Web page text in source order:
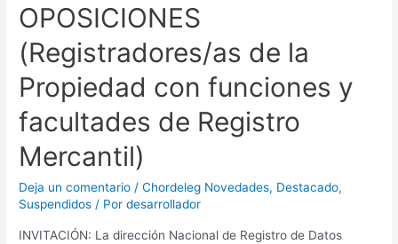
OPOSICIONES
(Registradores/as de la
Propiedad con funciones y
facultades de Registro
Mercantil)
Deja un comentario /Chordeleg Novedades, Destacado,
Suspendidos / Pordesarrollador
INVITACIÓN: La dirección Nacional de Registro de Datos